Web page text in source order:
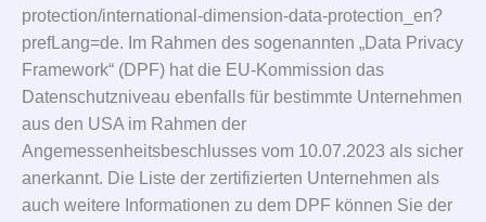
protection/international-dimension-data-protection_en?
prefLang=de. Im Rahmen des sogenannten „Data Privacy
Framework“ (DPF) hat die EU-Kommission das
Datenschutzniveau ebenfalls für bestimmte Unternehmen
aus den USA im Rahmen der
Angemessenheitsbeschlusses vom 10.07.2023 als sicher
anerkannt. Die Liste der zertifizierten Unternehmen als
auch weitere Informationen zu dem DPF können Sie der